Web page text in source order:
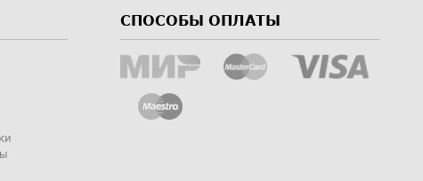
СПОСОБЫ ОПЛАТЫ